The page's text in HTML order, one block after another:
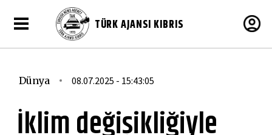
TÜRK AJANSI KIBRIS
Dünya 08.07.2025 - 15:43:05
İklim değişikliğiyle